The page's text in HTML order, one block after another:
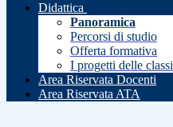
Didattica
Panoramica
Percorsi di studio
Offerta formativa
I progetti delle classi
Area Riservata Docenti
Area Riservata ATA